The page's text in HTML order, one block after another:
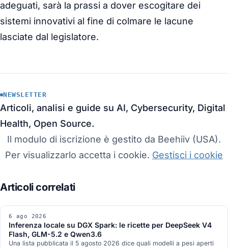
6 ago 2026
Inferenza locale su DGX Spark: le ricette per DeepSeek V4
Flash, GLM-5.2 e Qwen3.6
Una lista pubblicata il 5 agosto 2026 dice quali modelli a pesi aperti
adeguati, sarà la prassi a dover escogitare dei
sistemi innovativi al fine di colmare le lacune
lasciate dal legislatore.
NEWSLETTER
Articoli, analisi e guide su AI, Cybersecurity, Digital
Health, Open Source.
Il modulo di iscrizione è gestito da Beehiiv (USA).
Per visualizzarlo accetta i cookie. Gestisci i cookie